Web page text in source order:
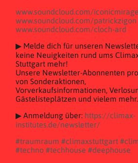
www.soundcloud.com/iconicmirage
www.soundcloud.com/patrickzigon
www.soundcloud.com/cloch-ard
▶ Melde dich für unseren
keine Neuigkeiten rund ums
Stuttgart mehr!
Unsere Newsletter-Abonnenten
von Sonderaktionen,
Vorverkaufsinformationen,
Gästelisteplätzen und vielem mehr.
▶ Anmeldung über: https://climax-
institutes.de/newsletter/
#traumraum #climaxstuttgart
#techno #techhouse #deephouse